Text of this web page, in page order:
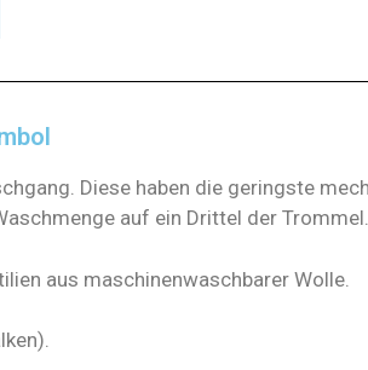
Diese haben die geringste
auf ein Drittel der Trommel.
aus maschinenwaschbarer Wolle.